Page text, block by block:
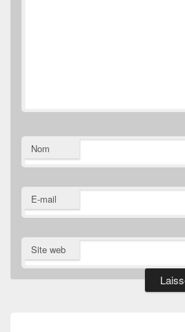
Nom
E-mail
Site web